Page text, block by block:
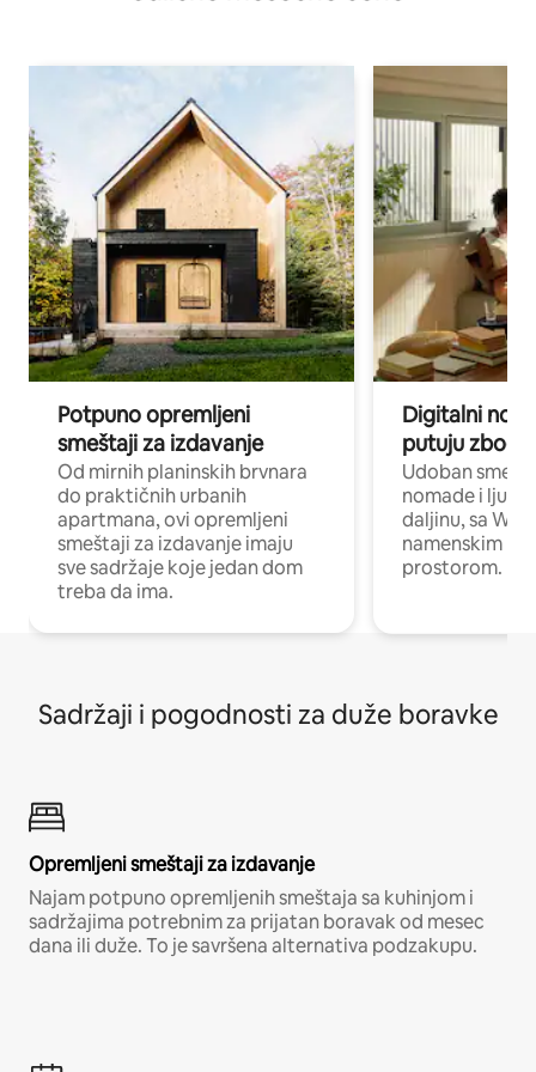
Potpuno opremljeni
smeštaji za izdavanje
Od mirnih planinskih brvnara
do praktičnih urbanih
apartmana, ovi opremljeni
smeštaji za izdavanje imaju
sve sadržaje koje jedan dom
treba da ima.
Digitalni
putuju zbog
Udoban
nomade i ljude
daljinu, sa Wi-
namenskim
prostorom.
Sadržaji i pogodnosti za duže boravke
Opremljeni smeštaji za izdavanje
Najam potpuno opremljenih smeštaja sa kuhinjom i
sadržajima potrebnim za prijatan boravak od mesec
dana ili duže. To je savršena alternativa podzakupu.